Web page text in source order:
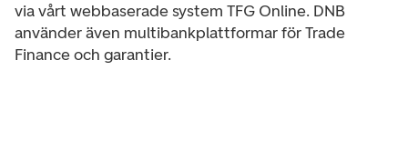
via vårt webbaserade system TFG Online. DNB
använder även multibankplattformar för Trade
Finance och garantier. ​